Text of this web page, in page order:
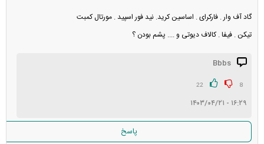
گاد آف وار . فارکرای . اساسین کرید. نید فور اسپید . مورتال کمبت
تیکن . فیفا . کالاف دیوتی و .... پشم بودن ؟
Bbbs
8
22
۱۶:۲۹ - ۱۴۰۳/۰۴/۲۱
پاسخ